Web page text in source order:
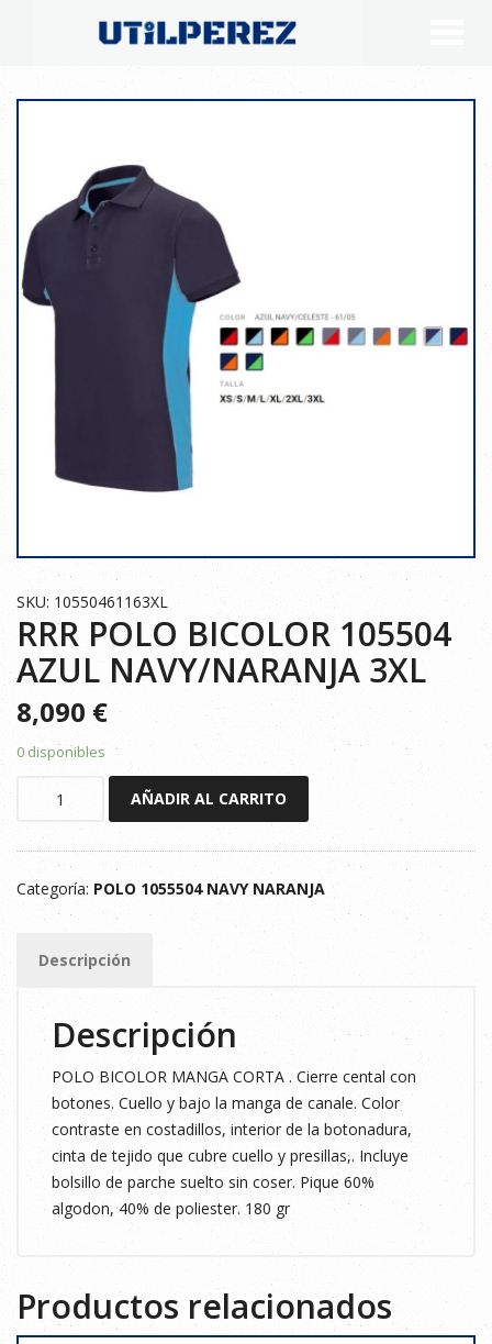
SKU: 10550461163XL
RRR POLO BICOLOR 105504
AZUL NAVY/NARANJA 3XL
8,090 €
0 disponibles
BICOLOR
105504
AZUL
NAVY/NARANJA
cantidad
AÑADIR AL CARRITO
Categoría: POLO 1055504 NAVY NARANJA
Descripción
Descripción
POLO BICOLOR MANGA CORTA . Cierre cental con
botones. Cuello y bajo la manga de canale. Color
contraste en costadillos, interior de la botonadura,
cinta de tejido que cubre cuello y presillas,. Incluye
bolsillo de parche suelto sin coser. Pique 60%
algodon, 40% de poliester. 180 gr
Productos relacionados